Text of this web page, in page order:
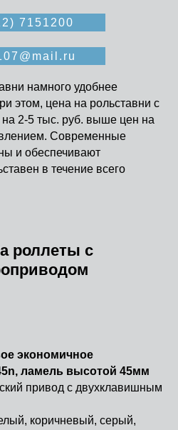
7151200
намного удобнее
этом, цена на рольставни с
на 2-5 тыс. руб. выше цен на
Современные
и обеспечивают
в течение всего
роллеты с
экономичное
ламель высотой 45мм
привод с двухклавишным
коричневый, серый,